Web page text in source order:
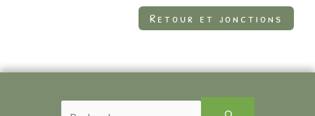
Retour et jonctions